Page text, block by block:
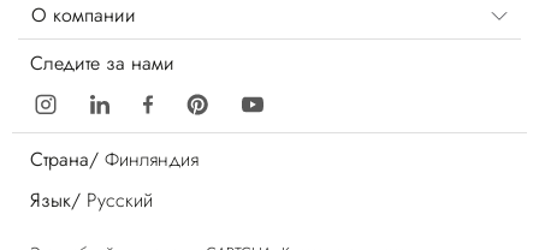
О компании
Следите за нами
Страна/ Финляндия
Язык/ Русский